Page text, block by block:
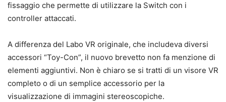
fissaggio che permette di utilizzare la Switch con i
controller attaccati.
A differenza del Labo VR originale, che includeva diversi
accessori “Toy-Con”, il nuovo brevetto non fa menzione di
elementi aggiuntivi. Non è chiaro se si tratti di un visore VR
completo o di un semplice accessorio per la
visualizzazione di immagini stereoscopiche.